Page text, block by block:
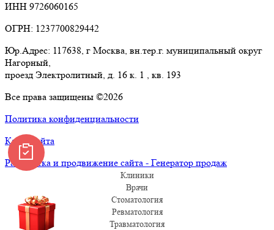
ИНН 9726060165
ОГРН: 1237700829442
Юр.Адрес: 117638, г Москва, вн.тер.г. муниципальный округ
Нагорный,
проезд Электролитный, д. 16 к. 1 , кв. 193
Все права защищены ©2026
Политика конфиденциальности
Карта сайта
Разработка и продвижение сайта - Генератор продаж
Клиники
Врачи
Стоматология
Ревматология
Травматология